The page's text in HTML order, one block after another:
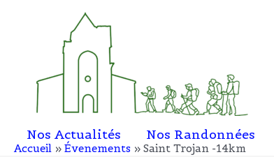
Nos Actualités Nos Randonnées
Accueil Évenements Saint Trojan -14km